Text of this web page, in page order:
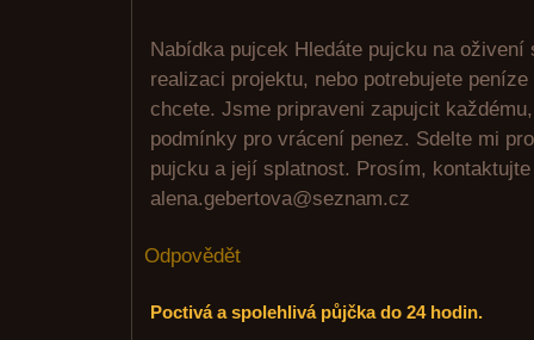
Nabídka pujcek Hledáte pujcku na
realizaci projektu, nebo potrebujete
chcete. Jsme pripraveni zapujcit
podmínky pro vrácení penez. Sdelte mi
pujcku a její splatnost. Prosím,
alena.gebertova@seznam.cz
Odpovědět
Poctivá a spolehlivá půjčka do 24 hodin.